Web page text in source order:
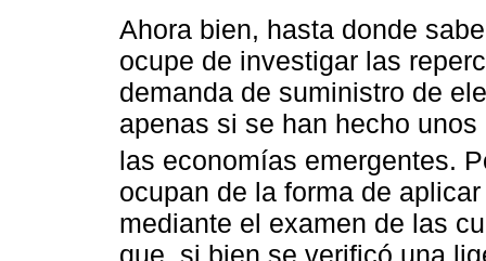
Ahora bien, hasta donde
ocupe de investigar las
demanda de suministro de
apenas si se han hecho
las economías emergentes.
ocupan de la forma de
mediante el examen de las
que, si bien se verificó una